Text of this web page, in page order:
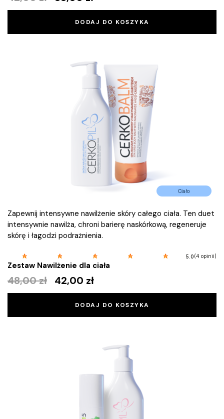
DODAJ DO KOSZYKA
Ciało
Zestaw Nawilżenie dla ciała
Zapewnij intensywne nawilżenie skóry całego ciała. Ten duet
intensywnie nawilża, chroni barierę naskórkową, regeneruje
skórę i łagodzi podrażnienia.
48,00zł 42,00 zł
5.0(4 opinii)
DODAJ DO KOSZYKA